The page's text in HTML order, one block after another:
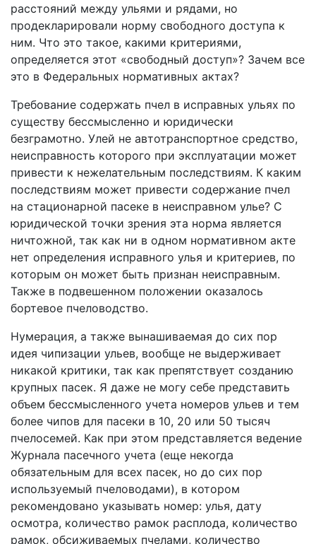
расстояний между ульями и рядами, но
продекларировали норму свободного доступа к
ним. Что это такое, какими критериями,
определяется этот «свободный доступ»? Зачем все
это в Федеральных нормативных актах?
Требование содержать пчел в исправных ульях по
существу бессмысленно и юридически
безграмотно. Улей не автотранспортное средство,
неисправность которого при эксплуатации может
привести к нежелательным последствиям. К каким
последствиям может привести содержание пчел
на стационарной пасеке в неисправном улье? С
юридической точки зрения эта норма является
ничтожной, так как ни в одном нормативном акте
нет определения исправного улья и критериев, по
которым он может быть признан неисправным.
Также в подвешенном положении оказалось
бортевое пчеловодство.
Нумерация, а также вынашиваемая до сих пор
идея чипизации ульев, вообще не выдерживает
никакой критики, так как препятствует созданию
крупных пасек. Я даже не могу себе представить
объем бессмысленного учета номеров ульев и тем
более чипов для пасеки в 10, 20 или 50 тысяч
пчелосемей. Как при этом представляется ведение
Журнала пасечного учета (еще некогда
обязательным для всех пасек, но до сих пор
используемый пчеловодами), в котором
рекомендовано указывать номер: улья, дату
осмотра, количество рамок расплода, количество
рамок, обсиживаемых пчелами, количество